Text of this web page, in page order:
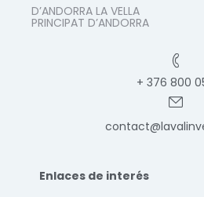
D’ANDORRA LA VELLA
PRINCIPAT D’ANDORRA
+ 376 800
Enlaces de interés